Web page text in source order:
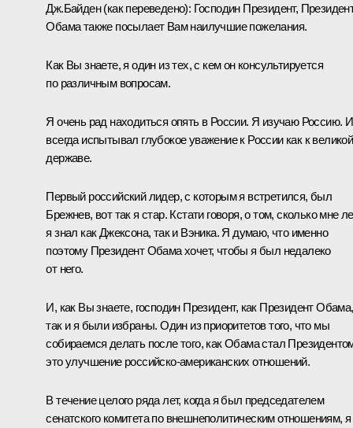
Дж.Байден (как переведено): Господин Президент,
Обама также посылает Вам наилучшие пожелания.
Как Вы знаете, я один из тех, с кем он консультируется
по различным вопросам.
Я очень рад находиться опять в России. Я изучаю Россию.
всегда испытывал глубокое уважение к России как к великой
державе.
Первый российский лидер, с которым я встретился, был
Брежнев, вот так я стар. Кстати говоря, о том, сколько мне
я знал как Джексона, так и Вэника. Я думаю, что именно
поэтому Президент Обама хочет, чтобы я был недалеко
от него.
И, как Вы знаете, господин Президент, как Президент Обама,
так и я были избраны. Один из приоритетов того, что мы
собираемся делать после того, как Обама стал
это улучшение российско-американских отношений.
В течение целого ряда лет, когда я был председателем
сенатского комитета по внешнеполитическим отношениям, я